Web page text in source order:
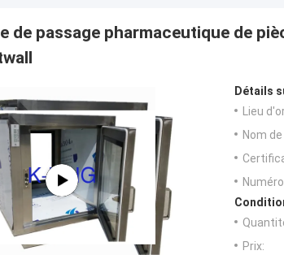
de passage pharmaceutique de
Détails
Lieu
Nom
Prix: